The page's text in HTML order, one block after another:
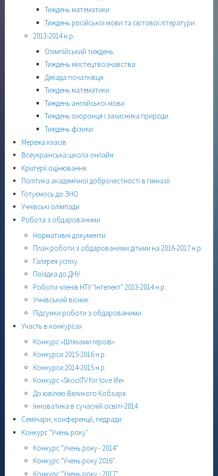
Тиждень математики
Тиждень російської мови та світової літератури
2013-2014 н.р.
Олімпійський тиждень
Тиждень мистецтвознавства
Декада початківця
Тиждень математики
Тиждень англійської мови
Тиждень охоронця і захисника природи.
Тиждень фізики
Мережа класів
Всеукраїнська школа онлайн
Критерії оцінювання
Політика академічної доброчестності в гімназії
Готуємось до ЗНО
Учнівські олімпади
Робота з обдарованими
Нормативні документи
План роботи з обдарованими дітьми на 2016-2017 н.р.
Галерея успіху
Поїздка до ДНУ
Роботи членів НТУ "Інтелект" 2013-2014 н.р.
Учнівський вісник
Підсумки роботи з обдарованими
Участь в конкурсах
Конкурс «Шляхами героїв»
Конкурси 2015-2016 н.р.
Конкурси 2014-2015 н.р.
Конкурс «SkoolTV for love life»
До ювілею Великого Кобзаря
Інноватика в сучасній освіті-2014
Семінари, конференції, педради
Конкурс "Учень року"
Конкурс "Учень року - 2014"
Конкурс "Учень року 2016"
Конкурс "Учень року - 2017"